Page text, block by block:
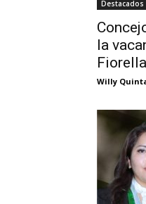
Destacados
la
Willy